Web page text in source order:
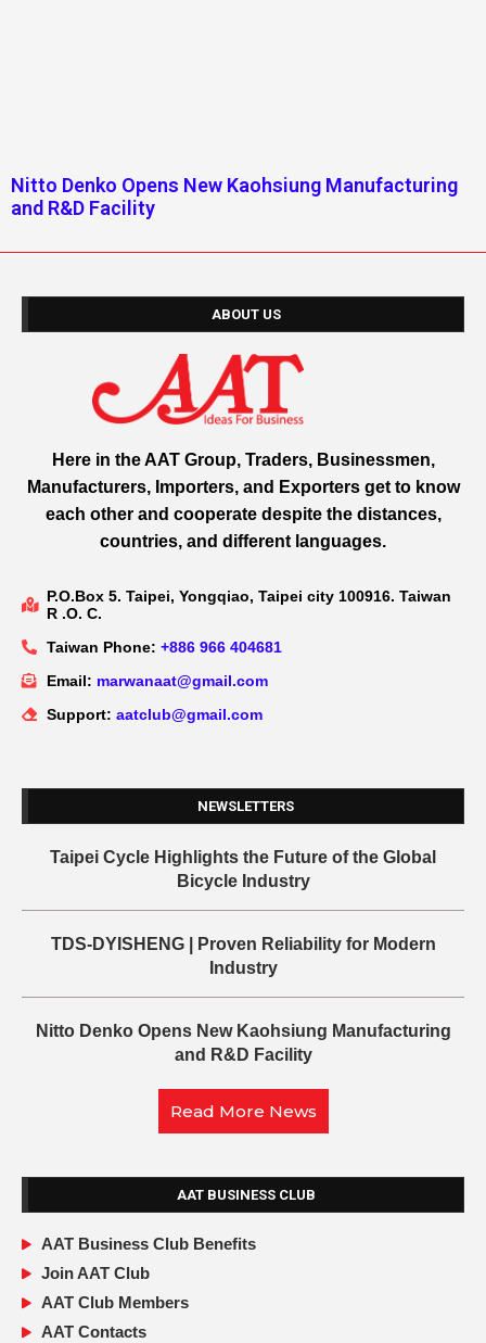
Nitto Denko Opens New Kaohsiung Manufacturing
and R&D Facility
ABOUT US
Here in the AAT Group, Traders, Businessmen,
Manufacturers, Importers, and Exporters get to know
each other and cooperate despite the distances,
countries, and different languages.
P.O.Box 5. Taipei, Yongqiao, Taipei city 100916. Taiwan
R .O. C.
Taiwan Phone: +886 966 404681
Email: marwanaat@gmail.com
Support: aatclub@gmail.com
NEWSLETTERS
Taipei Cycle Highlights the Future of the Global
Bicycle Industry
TDS-DYISHENG | Proven Reliability for Modern
Industry
Nitto Denko Opens New Kaohsiung Manufacturing
and R&D Facility
Read More News
AAT BUSINESS CLUB
AAT Business Club Benefits
Join AAT Club
AAT Club Members
AAT Contacts